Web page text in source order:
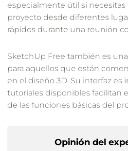
especialmente útil si necesitas
proyecto desde diferentes
rápidos durante una reunión
SketchUp Free también es
para aquellos que están
en el diseño 3D. Su interfaz es
tutoriales disponibles facilitan
de las funciones básicas del
Opinión del